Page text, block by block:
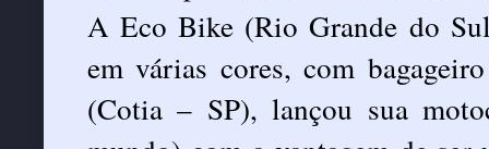
A Eco Bike (Rio Grande do
em várias cores, com
(Cotia – SP), lançou sua